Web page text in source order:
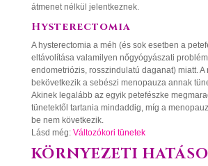
átmenet nélkül jelentkeznek.
Hysterectomia
A hysterectomia a méh (és sok esetben a
eltávolítása valamilyen nőgyógyászati
endometriózis, rosszindulatú daganat) miatt. A
bekövetkezik a sebészi menopauza annak
Akinek legalább az egyik petefészke
tünetektől tartania mindaddig, míg a
be nem következik.
Lásd még: Változókori tünetek
KÖRNYEZETI